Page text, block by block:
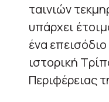
ταινιών
υπάρχει
ένα
ιστορική
Περιφέρειας